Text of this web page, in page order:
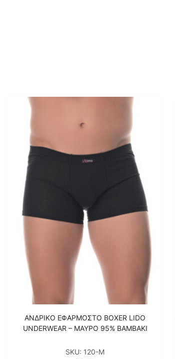
ΑΝΔΡΙΚΟ ΕΦΑΡΜΟΣΤΟ BOXER LIDO
UNDERWEAR – ΜΑΥΡΟ 95% ΒΑΜΒΑΚΙ
SKU: 120-M